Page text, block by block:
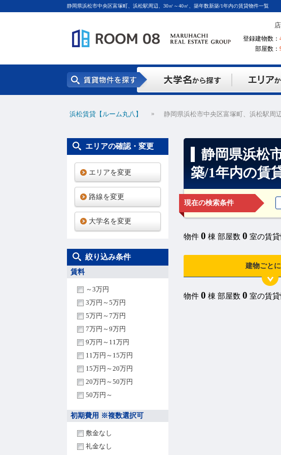
静岡県浜松市中央区富塚町、浜松駅周辺、30㎡～40㎡、築年数新築/1年内の賃貸物件一覧
登録建物数：
部屋数：
浜松賃貸【ルーム丸八】 » 静岡県浜松市中央区富塚町、浜松駅周
静岡県浜松
築/1年内の賃
現在の検索条件
物件 0 棟 部屋数 0 室の賃
建物ごと
物件 0 棟 部屋数 0 室の賃
エリアの確認・変更
エリアを変更
路線を変更
大学名を変更
絞り込み条件
賃料
～3万円
3万円～5万円
5万円～7万円
7万円～9万円
9万円～11万円
11万円～15万円
15万円～20万円
20万円～50万円
50万円～
初期費用 ※複数選択可
敷金なし
礼金なし